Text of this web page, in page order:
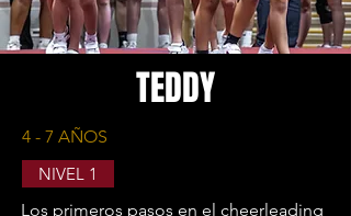
TEDDY
4 - 7 AÑOS
NIVEL 1
Los primeros pasos en el cheerleading